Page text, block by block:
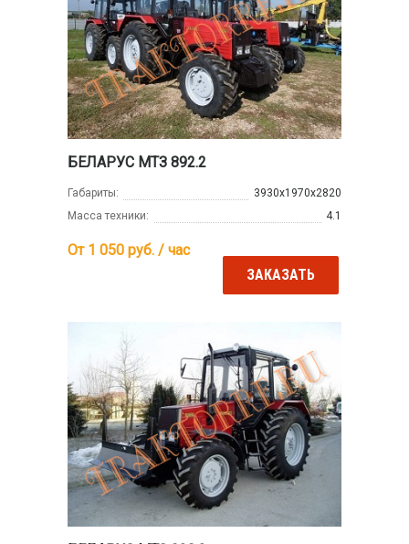
БЕЛАРУС МТЗ 892.2
Габариты:
3930х1970х2820
Масса техники:
4.1
От 1 050 руб. / час
ЗАКАЗАТЬ